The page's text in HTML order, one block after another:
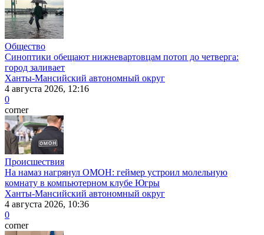
Общество
Синоптики обещают нижневартовцам потоп до четверга:
город заливает
Ханты-Мансийский автономный округ
4 августа 2026, 12:16
0
corner
Происшествия
На намаз нагрянул ОМОН: геймер устроил молельную
комнату в компьютерном клубе Югры
Ханты-Мансийский автономный округ
4 августа 2026, 10:36
0
corner